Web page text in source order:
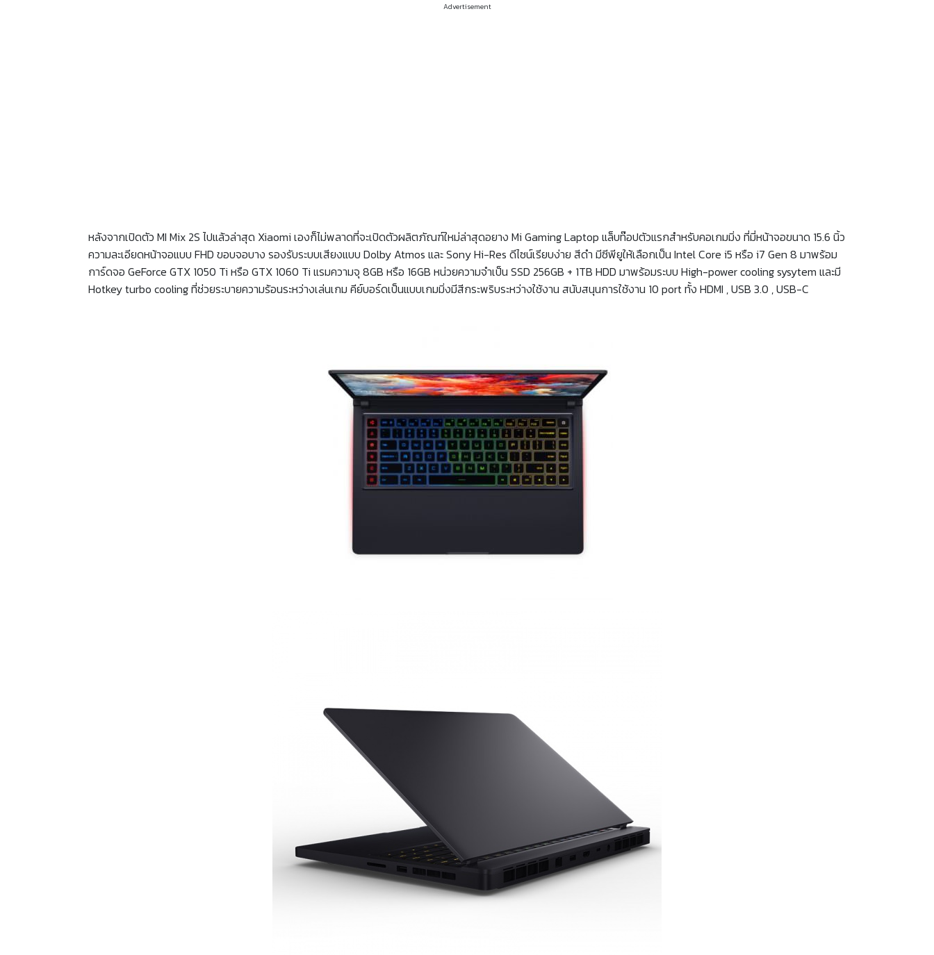
Advertisement
หลังจากเปิดตัว MI Mix 2S ไปแล้วล่าสุด Xiaomi เองก็ไม่พลาดที่จะเปิดตัวผลิตภัณฑ์ใหม่ล่าสุดอยาง Mi Gaming Laptop แล็บท๊อปตัวแรกสำหรับคอเกมมิ่ง ที่มี่หน้าจอขนาด 15.6 นิ้ว
ความละเอียดหน้าจอแบบ FHD ขอบจอบาง รองรับระบบเสียงแบบ Dolby Atmos และ Sony Hi-Res ดีไซน์เรียบง่าย สีดำ มีซีพียูให้เลือกเป็น Intel Core i5 หรือ i7 Gen 8 มาพร้อม
การ์ดจอ GeForce GTX 1050 Ti หรือ GTX 1060 Ti แรมความจุ 8GB หรือ 16GB หน่วยความจำเป็น SSD 256GB + 1TB HDD มาพร้อมระบบ High-power cooling sysytem และมี
Hotkey turbo cooling ที่ช่วยระบายความร้อนระหว่างเล่นเกม คีย์บอร์ดเป็นแบบเกมมิ่งมีสีกระพริบระหว่างใช้งาน สนับสนุนการใช้งาน 10 port ทั้ง HDMI , USB 3.0 , USB-C